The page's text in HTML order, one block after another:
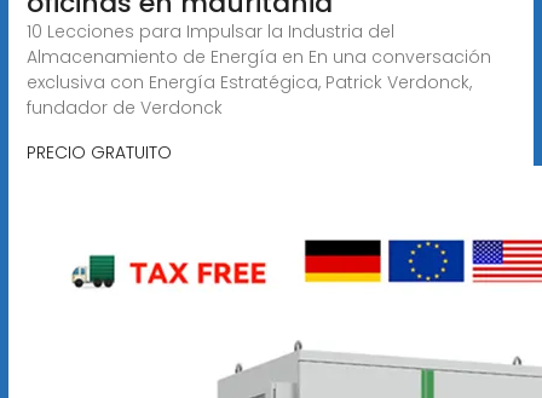
10 Lecciones para Impulsar la Industria del
Almacenamiento de Energía en En una conversación
exclusiva con Energía Estratégica, Patrick Verdonck,
fundador de Verdonck
PRECIO GRATUITO